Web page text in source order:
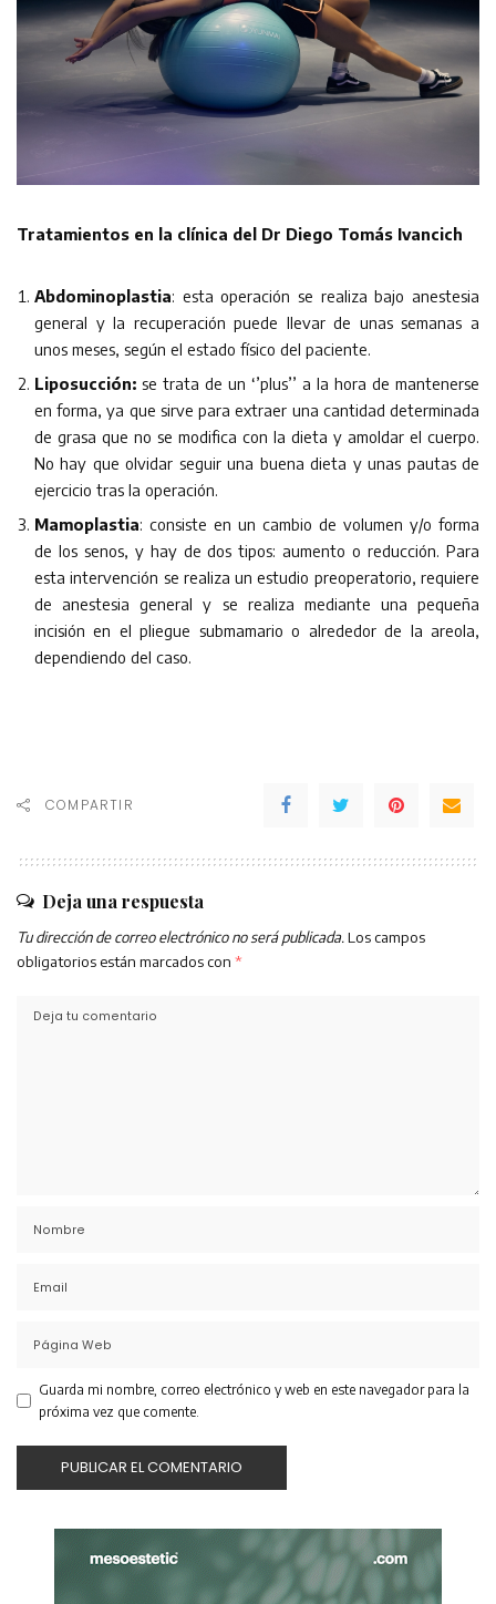
Tratamientos en la clínica del Dr Diego Tomás Ivancich
Abdominoplastia: esta operación se realiza bajo anestesia
general y la recuperación puede llevar de unas semanas a
unos meses, según el estado físico del paciente.
Liposucción: se trata de un ‘’plus’’ a la hora de mantenerse
en forma, ya que sirve para extraer una cantidad determinada
de grasa que no se modifica con la dieta y amoldar el cuerpo.
No hay que olvidar seguir una buena dieta y unas pautas de
ejercicio tras la operación.
Mamoplastia: consiste en un cambio de volumen y/o forma
de los senos, y hay de dos tipos: aumento o reducción. Para
esta intervención se realiza un estudio preoperatorio, requiere
de anestesia general y se realiza mediante una pequeña
incisión en el pliegue submamario o alrededor de la areola,
dependiendo del caso.
COMPARTIR
Deja una respuesta
Tu dirección de correo electrónico no será publicada. Los campos
obligatorios están marcados con *
Guarda mi nombre, correo electrónico y web en este navegador para la
próxima vez que comente.